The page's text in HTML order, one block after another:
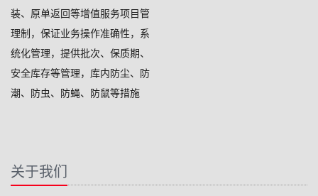
装、原单返回等增值服务项目管
理制，保证业务操作准确性，系
统化管理，提供批次、保质期、
安全库存等管理，库内防尘、防
潮、防虫、防蝇、防鼠等措施
关于我们